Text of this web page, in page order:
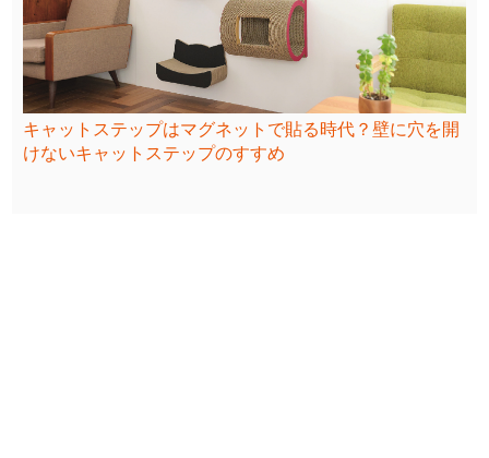
キャットステップはマグネットで貼る時代？壁に穴を開
けないキャットステップのすすめ